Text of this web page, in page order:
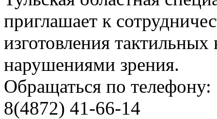
приглашает к
изготовления
нарушениями зрения.
Обращаться по телефону:
8(4872) 41-66-14